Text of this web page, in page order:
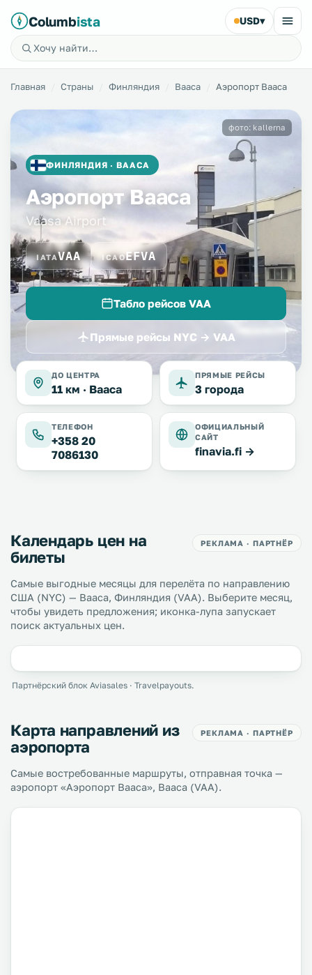
Columbista USD▾
Главная Страны Финляндия Вааса Аэропорт Вааса
ФИНЛЯНДИЯ · ВААСА
Аэропорт Вааса
Vaasa Airport
IATAVAA ICAOEFVA
Табло рейсов VAA
Прямые рейсы NYC → VAA
фото: kallerna
ДО ЦЕНТРА
11 км · Вааса
ПРЯМЫЕ РЕЙСЫ
3 города
ТЕЛЕФОН
+358 20
7086130
ОФИЦИАЛЬНЫЙ
САЙТ
finavia.fi →
Календарь цен на
билеты
РЕКЛАМА · ПАРТНЁР
Самые выгодные месяцы для перелёта по направлению
США (NYC) — Вааса, Финляндия (VAA). Выберите месяц,
чтобы увидеть предложения; иконка-лупа запускает
поиск актуальных цен.
Партнёрский блок Aviasales · Travelpayouts.
Карта направлений из
аэропорта
РЕКЛАМА · ПАРТНЁР
Самые востребованные маршруты, отправная точка —
аэропорт «Аэропорт Вааса», Вааса (VAA).